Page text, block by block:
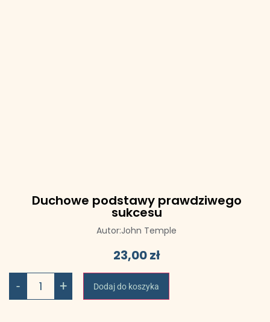
Duchowe podstawy prawdziwego
sukcesu
Autor:John Temple
23,00zł
- + Dodaj do koszyka